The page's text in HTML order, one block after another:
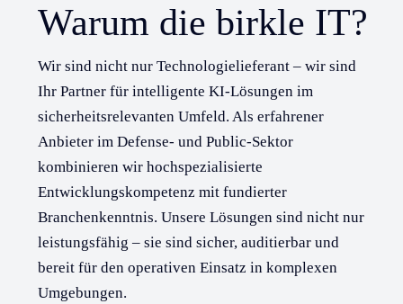
Warum die birkle IT?
Wir sind nicht nur Technologielieferant – wir sind
Ihr Partner für intelligente KI-Lösungen im
sicherheitsrelevanten Umfeld. Als erfahrener
Anbieter im Defense- und Public-Sektor
kombinieren wir hochspezialisierte
Entwicklungskompetenz mit fundierter
Branchenkenntnis. Unsere Lösungen sind nicht nur
leistungsfähig – sie sind sicher, auditierbar und
bereit für den operativen Einsatz in komplexen
Umgebungen.